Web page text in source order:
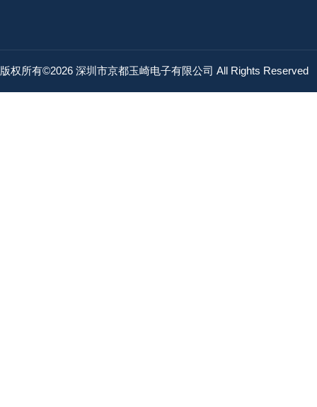
版权所有©2026 深圳市京都玉崎电子有限公司 All Rights Reserved